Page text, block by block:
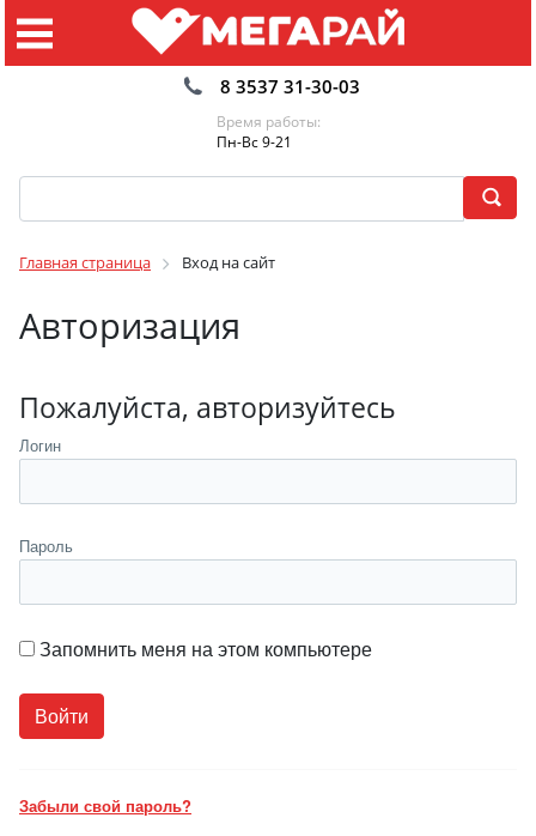
8 3537 31-30-03
Время работы:
Пн-Вс 9-21
Главная страница Вход на сайт
Авторизация
Пожалуйста, авторизуйтесь
Логин
Пароль
Запомнить меня на этом компьютере
Забыли свой пароль?